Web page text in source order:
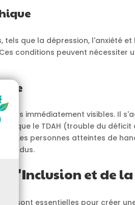
tels que la dépression, l'anxiété
conditions peuvent nécessiter
pas immédiatement visibles. Il
que le TDAH (trouble du
Les personnes atteintes de
l'Inclusion et de
sont essentielles pour créer